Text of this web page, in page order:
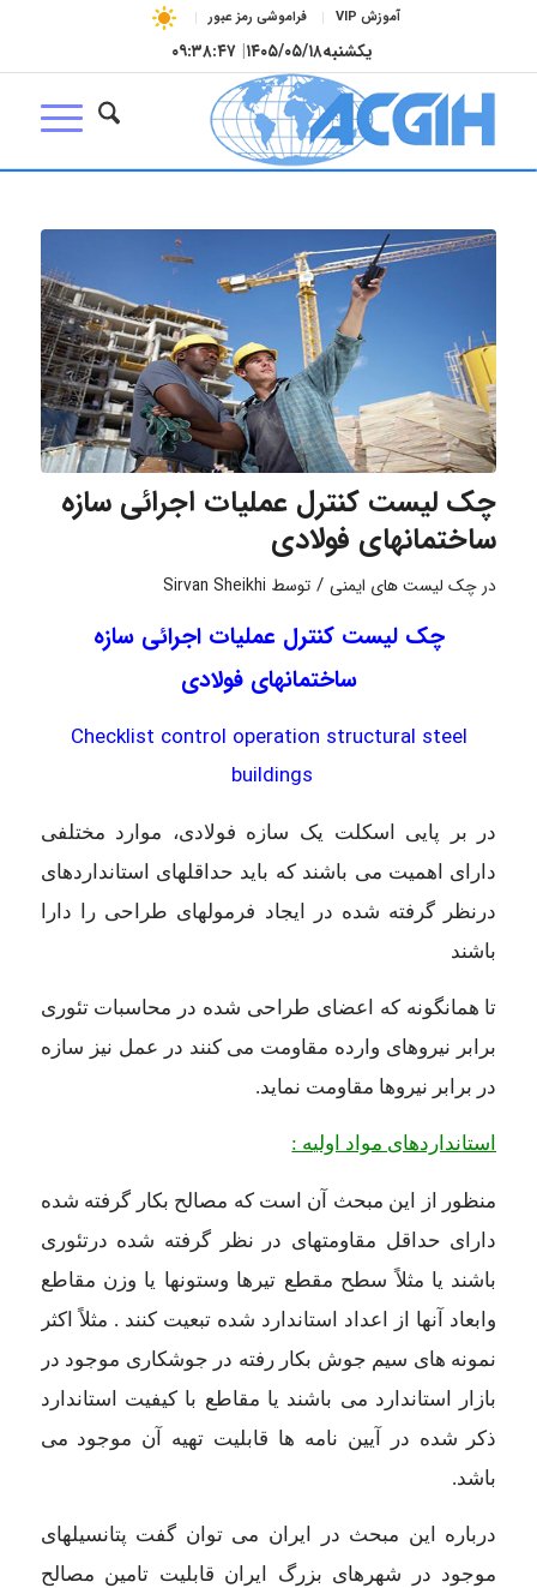
آموزش VIP فراموشی رمز عبور
یکشنبه۱۴۰۵/۰۵/۱۸| ۰۹:۳۸:۴۷
چک لیست کنترل عملیات اجرائی سازه
ساختمانهای فولادی
در چک لیست های ایمنی / توسط Sirvan Sheikhi
چک لیست کنترل عملیات اجرائی سازه
ساختمانهای فولادی
Checklist control operation structural steel
buildings
در بر پایی اسکلت یک سازه فولادی، موارد مختلفی
دارای اهمیت می باشندکه باید حداقلهای استانداردهای
درنظر گرفته شده در ایجاد فرمولهای طراحی را دارا
باشند
تا همانگونه که اعضای طراحی شده در محاسبات تئوری
برابر نیروهای وارده مقاومت می کنند در عمل نیز سازه
در برابر نیروها مقاومت نماید.
استانداردهای مواد اولیه :
منظور از این مبحث آن است که مصالح بکار گرفته شده
دارای حداقل مقاومتهای در نظر گرفته شده درتئوری
باشند یا مثلاً سطح مقطع تیرها وستونها یا وزن مقاطع
وابعاد آنها از اعداد استاندارد شده تبعیت کنند . مثلاً اکثر
نمونه های سیم جوش بکار رفته در جوشکاری موجود در
بازار استاندارد می باشند یا مقاطع با کیفیت استاندارد
ذکر شده در آیین نامه ها قابلیت تهیه آن موجود می
باشد.
درباره این مبحث در ایران می توان گفت پتانسیلهای
موجود در شهرهای بزرگ ایران قابلیت تامین مصالح